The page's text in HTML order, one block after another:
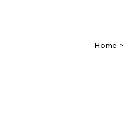
Home >